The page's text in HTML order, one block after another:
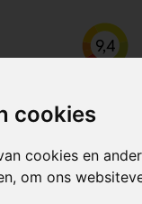
cookies
cookies en
om ons
9,4
transfer